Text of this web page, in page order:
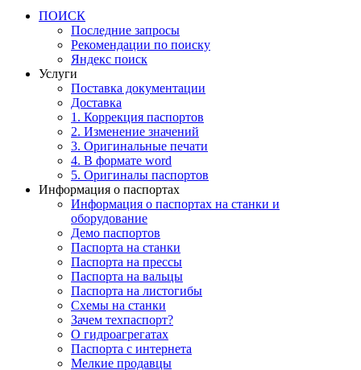
ПОИСК
Последние запросы
Рекомендации по поиску
Яндекс поиск
Услуги
Поставка документации
Доставка
1. Коррекция паспортов
2. Изменение значений
3. Оригинальные печати
4. В формате word
5. Оригиналы паспортов
Информация о паспортах
Информация о паспортах на станки и
оборудование
Демо паспортов
Паспорта на станки
Паспорта на прессы
Паспорта на вальцы
Паспорта на листогибы
Схемы на станки
Зачем техпаспорт?
О гидроагрегатах
Паспорта с интернета
Мелкие продавцы